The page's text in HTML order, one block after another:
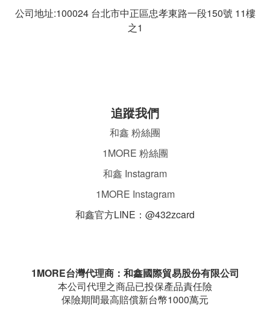
公司地址:100024 台北市中正區忠孝東路一段150號 11樓
之1
追蹤我們
和鑫 粉絲團
1MORE 粉絲團
和鑫 Instagram
1MORE Instagram
和鑫官方LINE：@432zcard
1MORE台灣代理商：和鑫國際貿易股份有限公司
本公司代理之商品已投保產品責任險
保險期間最高賠償新台幣1000萬元